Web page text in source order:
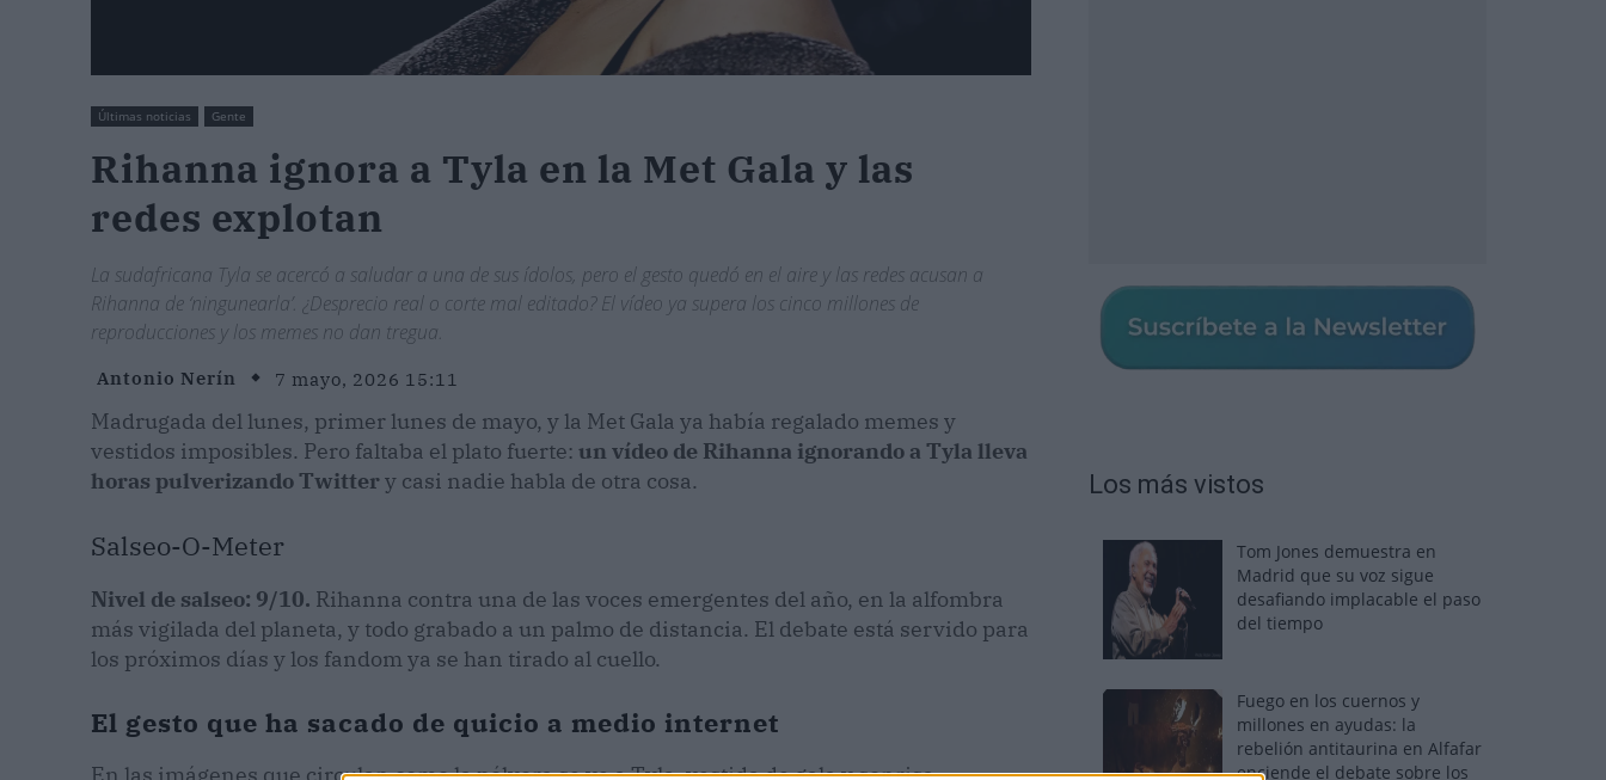
Últimas noticias Gente
Rihanna ignora a Tyla en la Met Gala y las
redes explotan
La sudafricana Tyla se acercó a saludar a una de sus ídolos, pero el gesto quedó en el aire y las redes acusan a
Rihanna de ‘ningunearla’. ¿Desprecio real o corte mal editado? El vídeo ya supera los cinco millones de
reproducciones y los memes no dan tregua.
Antonio Nerín 7 mayo, 2026 15:11
Madrugada del lunes, primer lunes de mayo, y la Met Gala ya había regalado memes y
vestidos imposibles. Pero faltaba el plato fuerte: un vídeo de Rihanna ignorando a Tyla lleva
horas pulverizando Twittery casi nadie habla de otra cosa.
Salseo-O-Meter
Nivel de salseo: 9/10. Rihanna contra una de las voces emergentes del año, en la alfombra
más vigilada del planeta, y todo grabado a un palmo de distancia. El debate está servido para
los próximos días y los fandom ya se han tirado al cuello.
El gesto que ha sacado de quicio a medio internet
Los más vistos
Tom Jones demuestra en
Madrid que su voz sigue
desafiando implacable el paso
del tiempo
Fuego en los cuernos y
millones en ayudas: la
rebelión antitaurina en Alfafar
enciende el debate sobre los